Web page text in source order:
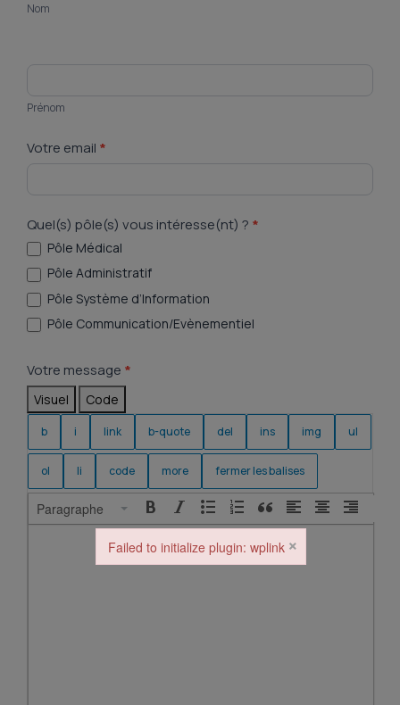
Nom
Prénom
Votre email *
Quel(s) pôle(s) vous intéresse(nt) ? *
Pôle Médical
Pôle Administratif
Pôle Système d’Information
Pôle Communication/Evènementiel
Votre message *
Visuel Code
Paragraphe
Failed to initialize plugin: wplink ×
Failed to initialize plugin: wplink